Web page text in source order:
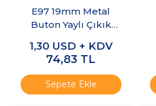
E97 19mm Metal
Buton Yaylı Çıkık
1,30 USD + KDV
74,83 TL
Sepete Ekle